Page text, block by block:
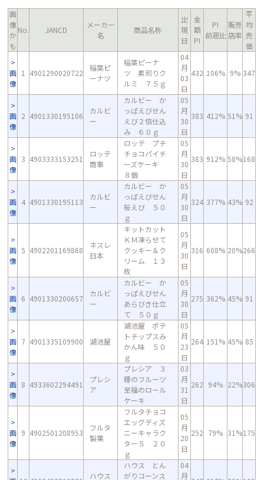
画
像
か
も
No. JANCD
メーカー
名
商品名称
出
現
日
金
額
PI
PI
前週比
販売
店率
平
均
売
価
画
像
1 4901290020722
稲葉ピ
ーナツ
稲葉ピーナ
ツ 素煎りク
ルミ ７５ｇ
04
月
03
日
432 106% 9% 347
画
像
2 4901330195106
カルビ
ー
カルビー か
っぱえびせん
えび２倍仕込
み ６０ｇ
05
月
30
日
383 412% 51% 91
画
像
3 4903333153251
ロッテ
商事
ロッテ プチ
チョコパイチ
ーズケーキ
８個
05
月
30
日
383 912% 58%168
画
像
4 4901330195113
カルビ
ー
カルビー か
っぱえびせん
桜えび ５０
ｇ
05
月
30
日
324 377% 43% 92
画
像
5 4902201169868
ネスレ
日本
キットカット
ＫＭ凍らせて
クッキー＆ク
リーム １３
枚
05
月
30
日
316 608% 20%266
画
像
6 4901330200657
カルビ
ー
カルビー か
っぱえびせん
あらびき仕立
て ５０ｇ
05
月
30
日
275 362% 45% 91
画
像
7 4901335109900 湖池屋
湖池屋 ポテ
トチップスみ
かん味 ５０
ｇ
05
月
23
日
264 151% 45% 85
画
像
8 4933602294491
プレシ
ア
プレシア ３
種のフルーツ
至福のロール
ケーキ
03
月
31
日
262 94% 22%306
画
像
9 4902501208953
フルタ
製菓
フルタチョコ
エッグディズ
ニーキャラク
ター５ ２０
ｇ
05
月
20
日
252 79% 31%175
ハウス
ハウス とん
がりコーンス
04
月